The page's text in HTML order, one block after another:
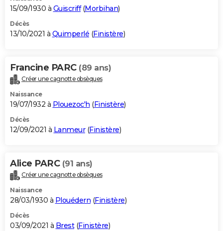
15/09/1930 à Guiscriff(Morbihan)
Décès
13/10/2021 à Quimperlé (Finistère)
Francine PARC (89 ans)
Créer une cagnotte obsèques
Naissance
19/07/1932 à Plouezoc'h (Finistère)
Décès
12/09/2021 à Lanmeur(Finistère)
Alice PARC (91 ans)
Créer une cagnotte obsèques
Naissance
28/03/1930 à Plouédern (Finistère)
Décès
03/09/2021 à Brest(Finistère)